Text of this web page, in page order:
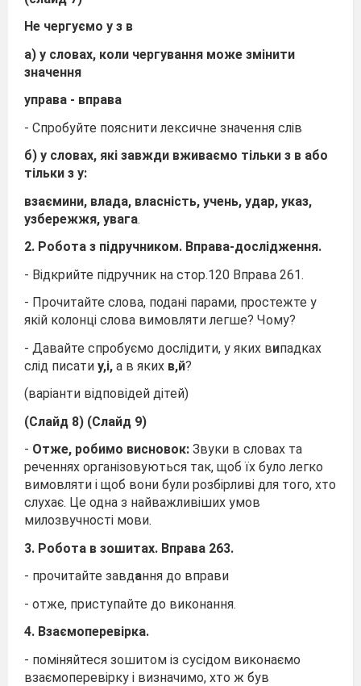
Не чергуємо у з в
а) у словах, коли чергування може змінити
значення
управа - вправа
- Спробуйте пояснити лексичне значення слів
б) у словах, які завжди вживаємо тільки з в або
тільки з у:
взаємини, влада, власність, учень, удар, указ,
узбережжя, увага.
2. Робота з підручником. Вправа-дослідження.
- Відкрийте підручник на стор.120 Вправа 261.
- Прочитайте слова, подані парами, простежте у
якій колонці слова вимовляти легше? Чому?
- Давайте спробуємо дослідити, у яких випадках
слід писати у,і, а в яких в,й?
(варіанти відповідей дітей)
(Слайд 8) (Слайд 9)
- Отже, робимо висновок: Звуки в словах та
реченнях організовуються так, щоб їх було легко
вимовляти і щоб вони були розбірливі для того, хто
слухає. Це одна з найважливіших умов
милозвучності мови.
3. Робота в зошитах. Вправа 263.
- прочитайте завдання до вправи
- отже, приступайте до виконання.
4. Взаємоперевірка.
- поміняйтеся зошитом із сусідом виконаємо
взаємоперевірку і визначимо, хто ж був